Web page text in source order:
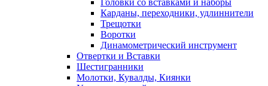
Головки со вставками и наборы
Карданы, переходники, удлиннители
Трещотки
Воротки
Динамометрический инструмент
Отвертки и Вставки
Шестигранники
Молотки, Кувалды, Киянки